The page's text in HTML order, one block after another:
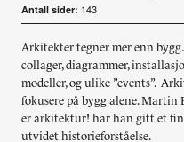
Antall sider: 143
Arkitekter tegner mer enn
collager, diagrammer,
modeller, og ulike ”events”.
fokusere på bygg alene.
er arkitektur! har han gitt et
utvidet historieforståelse.